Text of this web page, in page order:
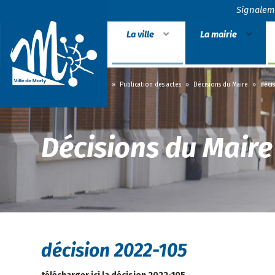
La ville La mairie
Accueil » » Publication des actes » Décisions du Maire »
Décisions du Maire
décision 2022-105